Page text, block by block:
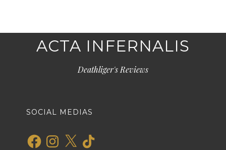
ACTA INFERNALIS
Deathliger's Reviews
SOCIAL MEDIAS
FacebookInstagram
X TikTok